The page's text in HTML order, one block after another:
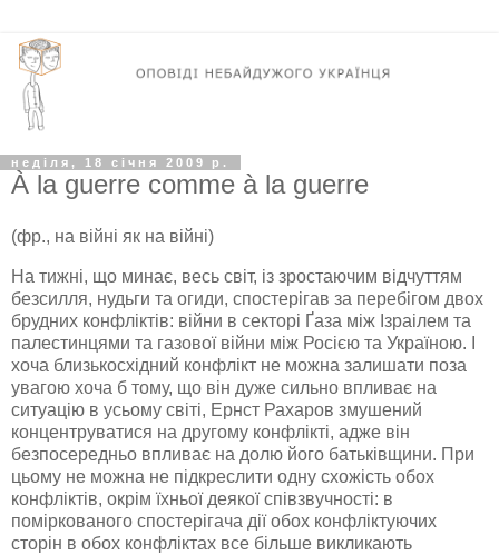
неділя, 18 січня 2009 р.
À la guerre comme à la guerre
(фр., на війні як на війні)
На тижні, що минає, весь світ, із зростаючим відчуттям
безсилля, нудьги та огиди, спостерігав за перебігом двох
брудних конфліктів: війни в секторі Ґаза між Ізраілем та
палестинцями та газової війни між Росією та Україною. І
хоча близькосхідний конфлікт не можна залишати поза
увагою хоча б тому, що він дуже сильно впливає на
ситуацію в усьому світі, Ернст Рахаров змушений
концентруватися на другому конфлікті, адже він
безпосередньо впливає на долю його батьківщини. При
цьому не можна не підкреслити одну схожість обох
конфліктів, окрім їхньої деякої співзвучності: в
поміркованого спостерігача дії обох конфліктуючих
сторін в обох конфліктах все більше викликають